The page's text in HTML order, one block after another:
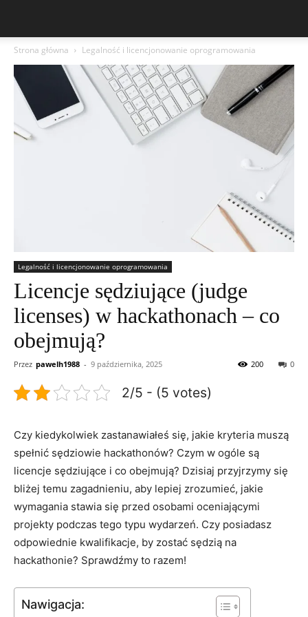
Strona główna Legalność i licencjonowanie oprogramowania
Legalność i licencjonowanie oprogramowania
Licencje sędziujące (judge
licenses) w hackathonach – co
obejmują?
Przez pawelh1988 - 9 października, 2025 0
200
2/5 - (5 votes)
Czy kiedykolwiek zastanawiałeś się, jakie kryteria muszą
spełnić ‌sędziowie hackathonów? Czym ⁣w⁣ ogóle‌ są
licencje sędziujące i co obejmują? Dzisiaj przyjrzymy się
bliżej temu‍ zagadnieniu, aby lepiej⁤ zrozumieć, jakie
wymagania stawia się przed osobami oceniającymi
projekty podczas ⁢tego typu wydarzeń. Czy‍ posiadasz
odpowiednie⁤ kwalifikacje, ⁤by zostać sędzią na
hackathonie?⁤ Sprawdźmy to ​razem!
Nawigacja: